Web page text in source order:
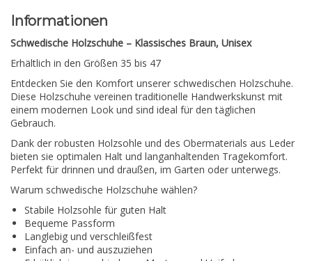
Informationen
Schwedische Holzschuhe – Klassisches Braun, Unisex
Erhältlich in den Größen 35 bis 47
Entdecken Sie den Komfort unserer schwedischen Holzschuhe.
Diese Holzschuhe vereinen traditionelle Handwerkskunst mit
einem modernen Look und sind ideal für den täglichen
Gebrauch.
Dank der robusten Holzsohle und des Obermaterials aus Leder
bieten sie optimalen Halt und langanhaltenden Tragekomfort.
Perfekt für drinnen und draußen, im Garten oder unterwegs.
Warum schwedische Holzschuhe wählen?
Stabile Holzsohle für guten Halt
Bequeme Passform
Langlebig und verschleißfest
Einfach an- und auszuziehen